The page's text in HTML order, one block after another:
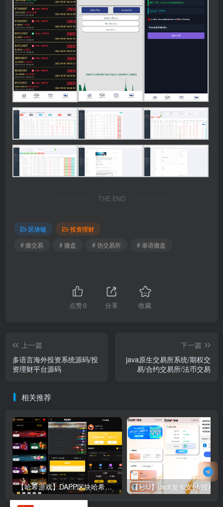
THE END
区块链
投资理财
# 微交易
# 微盘 # 伪交易所 # 泰语微盘
点赞0 分享 收藏
上一篇
多语言海外投资系统源码/投
资理财平台源码
下一篇
java原生交易所系统/期权交
易/合约交易所/法币交易
相关推荐
【哈希游戏】DAPP区块哈希竞彩/哈希值游戏/28游戏/usdt游戏/区块链游戏